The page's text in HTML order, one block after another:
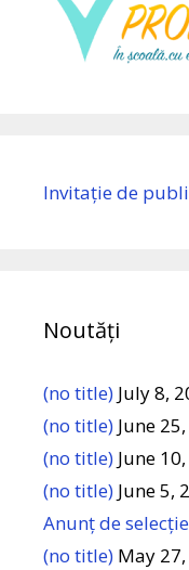
Invitație de
Noutăți
(no title) July 8,
(no title) June
(no title) June
(no title) June 5,
Anunț de selecție
(no title) May